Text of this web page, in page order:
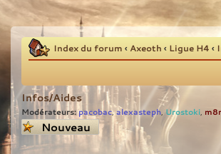
Index du forum ‹ Axeoth ‹ Ligue H4 ‹
Infos/Aides
Modérateurs: pacobac,alexasteph,Urostoki,
Écrire un nouveau
sujet